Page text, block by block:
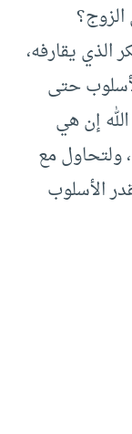
الذي يقارفه،
حتى
إن هي
ولتحاول مع
الأسلوب